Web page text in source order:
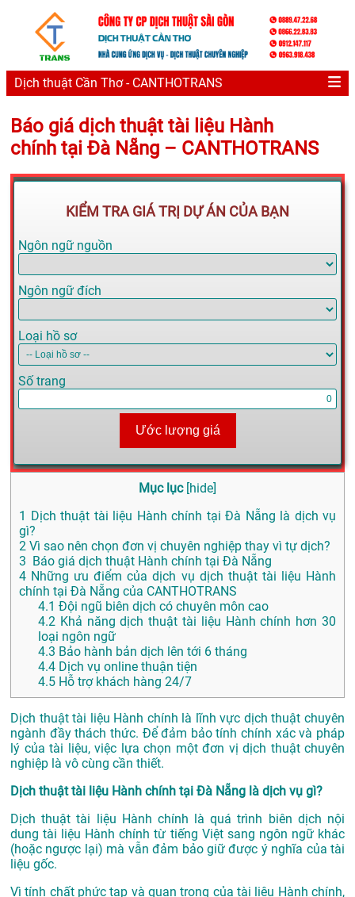
Dịch thuật Cần Thơ - CANTHOTRANS
Báo giá dịch thuật tài liệu Hành
chính tại Đà Nẵng – CANTHOTRANS
KIỂM TRA GIÁ TRỊ DỰ ÁN CỦA BẠN
Ngôn ngữ nguồn
Ngôn ngữ đích
Loại hồ sơ
Số trang
Ước lượng giá
Mục lục [hide]
1
Dịch thuật tài liệu Hành chính tại Đà Nẵng là dịch vụ
gì?
2 Vì sao nên chọn đơn vị chuyên nghiệp thay vì tự dịch?
3 Báo giá dịch thuật Hành chính tại Đà Nẵng
4 Những ưu điểm của dịch vụ dịch thuật tài liệu Hành
chính tại Đà Nẵng của CANTHOTRANS
4.1 Đội ngũ biên dịch có chuyên môn cao
4.2 Khả năng dịch thuật tài liệu Hành chính hơn 30
loại ngôn ngữ
4.3 Bảo hành bản dịch lên tới 6 tháng
4.4 Dịch vụ online thuận tiện
4.5 Hỗ trợ khách hàng 24/7
Dịch thuật tài liệu Hành chính là lĩnh vực dịch thuật chuyên
ngành đầy thách thức. Để đảm bảo tính chính xác và pháp
lý của tài liệu, việc lựa chọn một đơn vị dịch thuật chuyên
nghiệp là vô cùng cần thiết.
Dịch thuật tài liệu Hành chính tại Đà Nẵng là dịch vụ gì?
Dịch thuật tài liệu Hành chính là quá trình biên dịch nội
dung tài liệu Hành chính từ tiếng Việt sang ngôn ngữ khác
(hoặc ngược lại) mà vẫn đảm bảo giữ được ý nghĩa của tài
liệu gốc.
Vì tính chất phức tạp và quan trọng của tài liệu Hành chính,